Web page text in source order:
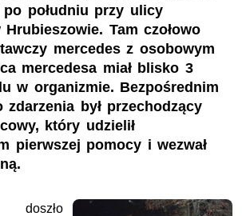
po południu przy ulicy
Tam czołowo
mercedes z osobowym
mercedesa miał blisko 3
w organizmie. Bezpośrednim
był przechodzący
który udzielił
pierwszej pomocy i wezwał
doszło